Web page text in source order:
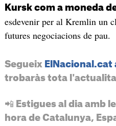
Kursk com a moneda
esdevenir per al Kremlin un
futures negociacions de pau.
Segueix ElNacional.cat
trobaràs tota
📲 Estigues al dia amb
hora de Catalunya,